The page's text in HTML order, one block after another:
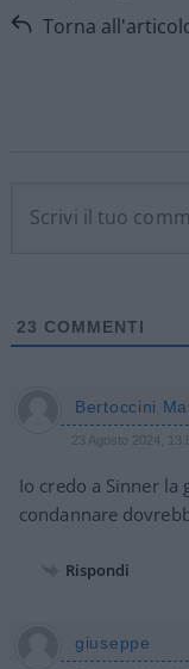
Torna
23 COMMENTI
Bertoccini
23 Agosto 2024,
Io credo a Sinner
condannare
Rispondi
giuseppe